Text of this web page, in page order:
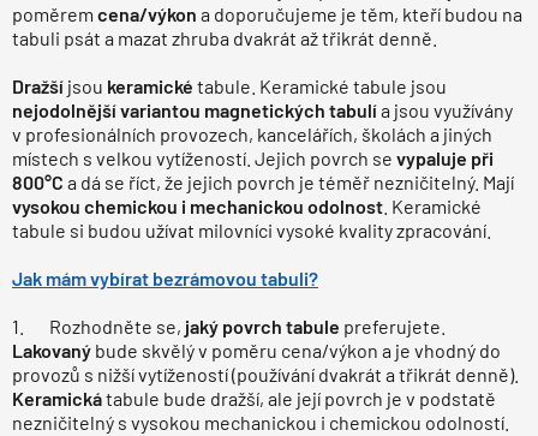
poměrem cena/výkon a doporučujeme je těm, kteří budou na
tabuli psát a mazat zhruba dvakrát až třikrát denně.
Dražší jsou keramické tabule. Keramické tabule jsou
nejodolnější variantou magnetických tabulía jsou využívány
v profesionálních provozech, kancelářích, školách a jiných
místech s velkou vytížeností. Jejich povrch se vypaluje při
800°C a dá se říct, že jejich povrch je téměř nezničitelný. Mají
vysokou chemickou i mechanickou odolnost . Keramické
tabule si budou užívat milovníci vysoké kvality zpracování.
Jak mám vybírat bezrámovou tabuli?
1. Rozhodněte se, jaký povrch tabule preferujete.
Lakovaný bude skvělý v poměru cena/výkon a je vhodný do
provozů s nižší vytížeností (používání dvakrát a třikrát denně).
Keramickátabule bude dražší, ale její povrch je v podstatě
nezničitelný s vysokou mechanickou i chemickou odolností.